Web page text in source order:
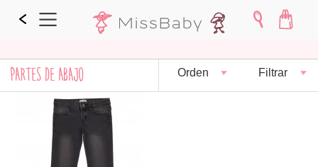
PARTES DE ABAJO Orden Filtrar